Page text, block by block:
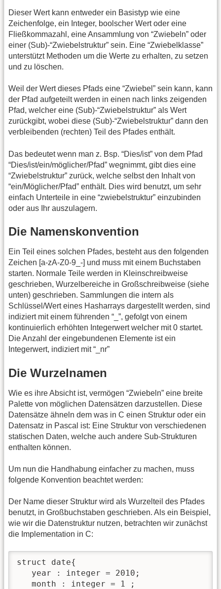
Dieser Wert kann entweder ein Basistyp wie eine
Zeichenfolge, ein Integer, boolscher Wert oder eine
Fließkommazahl, eine Ansammlung von “Zwiebeln” oder
einer (Sub)-“Zwiebelstruktur” sein. Eine “Zwiebelklasse”
unterstützt Methoden um die Werte zu erhalten, zu setzen
und zu löschen.
Weil der Wert dieses Pfads eine “Zwiebel” sein kann, kann
der Pfad aufgeteilt werden in einen nach links zeigenden
Pfad, welcher eine (Sub)-“Zwiebelstruktur” als Wert
zurückgibt, wobei diese (Sub)-“Zwiebelstruktur” dann den
verbleibenden (rechten) Teil des Pfades enthält.
Das bedeutet wenn man z. Bsp. “Dies/ist” von dem Pfad
“Dies/ist/ein/möglicher/Pfad” wegnimmt, gibt dies eine
“Zwiebelstruktur” zurück, welche selbst den Inhalt von
“ein/Möglicher/Pfad” enthält. Dies wird benutzt, um sehr
einfach Unterteile in eine “zwiebelstruktur” einzubinden
oder aus Ihr auszulagern.
Die Namenskonvention
Ein Teil eines solchen Pfades, besteht aus den folgenden
Zeichen [a-zA-Z0-9_-] und muss mit einem Buchstaben
starten. Normale Teile werden in Kleinschreibweise
geschrieben, Wurzelbereiche in Großschreibweise (siehe
unten) geschrieben. Sammlungen die intern als
Schlüssel/Wert eines Hasharrays dargestellt werden, sind
indiziert mit einem führenden “_”, gefolgt von einem
kontinuierlich erhöhten Integerwert welcher mit 0 startet.
Die Anzahl der eingebundenen Elemente ist ein
Integerwert, indiziert mit “_nr”
Die Wurzelnamen
Wie es ihre Absicht ist, vermögen “Zwiebeln” eine breite
Palette von möglichen Datensätzen darzustellen. Diese
Datensätze ähneln dem was in C einen Struktur oder ein
Datensatz in Pascal ist: Eine Struktur von verschiedenen
statischen Daten, welche auch andere Sub-Strukturen
enthalten können.
Um nun die Handhabung einfacher zu machen, muss
folgende Konvention beachtet werden:
Der Name dieser Struktur wird als Wurzelteil des Pfades
benutzt, in Großbuchstaben geschrieben. Als ein Beispiel,
wie wir die Datenstruktur nutzen, betrachten wir zunächst
die Implementation in C:
struct date{
   year : integer = 2010;
   month : integer = 1 ;